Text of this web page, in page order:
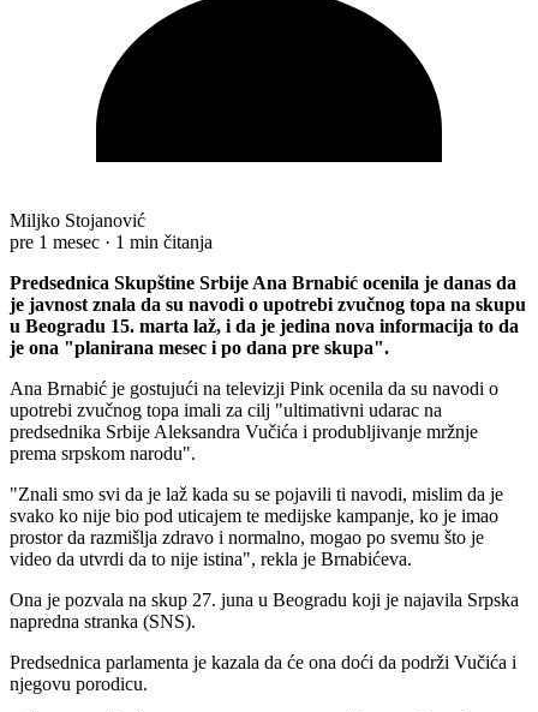
Miljko Stojanović
pre 1 mesec · 1 min čitanja
Predsednica Skupštine Srbije Ana Brnabić ocenila je danas da
je javnost znala da su navodi o upotrebi zvučnog topa na skupu
u Beogradu 15. marta laž, i da je jedina nova informacija to da
je ona "planirana mesec i po dana pre skupa".
Ana Brnabić je gostujući na televizji Pink ocenila da su navodi o
upotrebi zvučnog topa imali za cilj "ultimativni udarac na
predsednika Srbije Aleksandra Vučića i produbljivanje mržnje
prema srpskom narodu".
"Znali smo svi da je laž kada su se pojavili ti navodi, mislim da je
svako ko nije bio pod uticajem te medijske kampanje, ko je imao
prostor da razmišlja zdravo i normalno, mogao po svemu što je
video da utvrdi da to nije istina", rekla je Brnabićeva.
Ona je pozvala na skup 27. juna u Beogradu koji je najavila Srpska
napredna stranka (SNS).
Predsednica parlamenta je kazala da će ona doći da podrži Vučića i
njegovu porodicu.